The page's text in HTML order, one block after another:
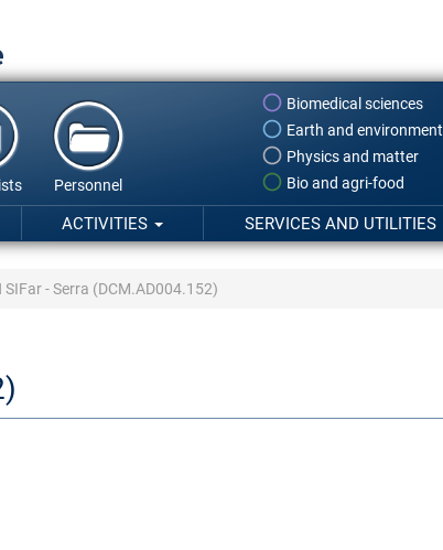
Biomedical sciences
Earth and environment
Physics and matter
Bio and agri-food
Personnel
ACTIVITIES SERVICES AND UTILITIES
SIFar - Serra (DCM.AD004.152)